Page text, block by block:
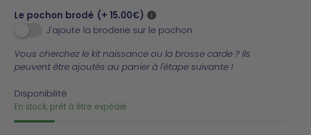
Le pochon brodé (+ 15.00€)
J'ajoute la broderie sur le pochon
Vous cherchez le kit naissance ou la brosse carde ? Ils
peuvent être ajoutés au panier à l'étape suivante !
Disponibilité
En stock, prêt à être expédié